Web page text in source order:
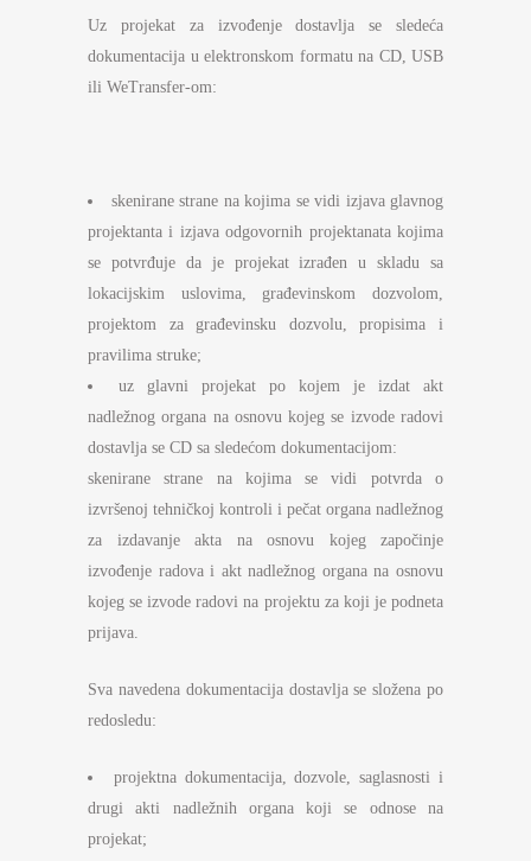
Uz projekat za izvođenje dostavlja se sledeća
dokumentacija u elektronskom formatu na CD, USB
ili WeTransfer-om:
skenirane strane na kojima se vidi izjava glavnog
projektanta i izjava odgovornih projektanata kojima
se potvrđuje da je projekat izrađen u skladu sa
lokacijskim uslovima, građevinskom dozvolom,
projektom za građevinsku dozvolu, propisima i
pravilima struke;
uz glavni projekat po kojem je izdat akt
nadležnog organa na osnovu kojeg se izvode radovi
dostavlja se CD sa sledećom dokumentacijom:
skenirane strane na kojima se vidi potvrda o
izvršenoj tehničkoj kontroli i pečat organa nadležnog
za izdavanje akta na osnovu kojeg započinje
izvođenje radova i akt nadležnog organa na osnovu
kojeg se izvode radovi na projektu za koji je podneta
prijava.
Sva navedena dokumentacija dostavlja se složena po
redosledu:
projektna dokumentacija, dozvole, saglasnosti i
drugi akti nadležnih organa koji se odnose na
projekat;